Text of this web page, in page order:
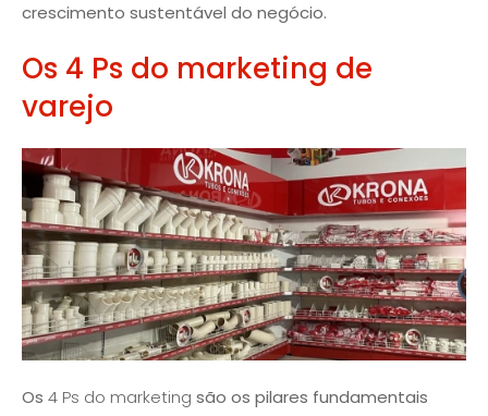
crescimento sustentável do negócio.
Os 4 Ps do marketing de
varejo
Os 4 Ps do marketing são os pilares fundamentais